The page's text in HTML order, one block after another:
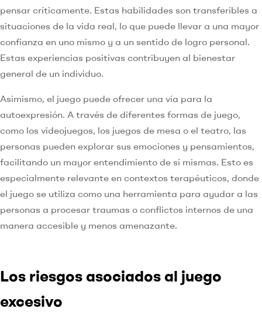
pensar críticamente. Estas habilidades son transferibles a
situaciones de la vida real, lo que puede llevar a una mayor
confianza en uno mismo y a un sentido de logro personal.
Estas experiencias positivas contribuyen al bienestar
general de un individuo.
Asimismo, el juego puede ofrecer una vía para la
autoexpresión. A través de diferentes formas de juego,
como los videojuegos, los juegos de mesa o el teatro, las
personas pueden explorar sus emociones y pensamientos,
facilitando un mayor entendimiento de sí mismas. Esto es
especialmente relevante en contextos terapéuticos, donde
el juego se utiliza como una herramienta para ayudar a las
personas a procesar traumas o conflictos internos de una
manera accesible y menos amenazante.
Los riesgos asociados al juego
excesivo